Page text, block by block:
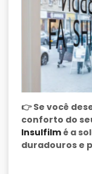
👉 Se você
conforto do
Insulfilm é a
duradouros e